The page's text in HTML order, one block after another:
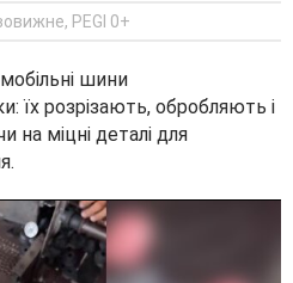
, PEGI 0+
шини
їх розрізають, обробляють і
міцні деталі для